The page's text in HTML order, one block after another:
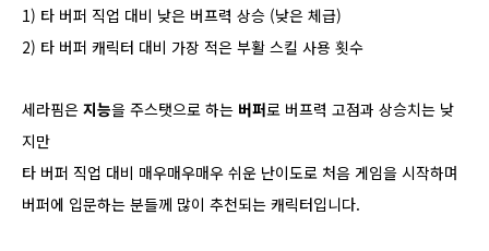
1) 타 버퍼 직업 대비 낮은 버프력 상승 (낮은 체급)
2) 타 버퍼 캐릭터 대비 가장 적은 부활 스킬 사용 횟수
세라핌은 지능을 주스탯으로 하는 버퍼로 버프력 고점과 상승치는 낮
지만
타 버퍼 직업 대비 매우매우매우 쉬운 난이도로 처음 게임을 시작하며
버퍼에 입문하는 분들께 많이 추천되는 캐릭터입니다.